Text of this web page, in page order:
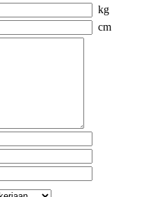
kg
cm